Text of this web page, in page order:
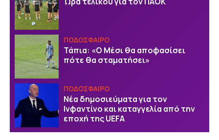
ΠΟΔΟΣΦΑΙΡΟ
Τάπια: «Ο Μέσι θα αποφασίσει
πότε θα σταματήσει»
ΠΟΔΟΣΦΑΙΡΟ
Νέα δημοσιεύματα για τον
Ινφαντίνο και καταγγελία από την
εποχή της UEFA